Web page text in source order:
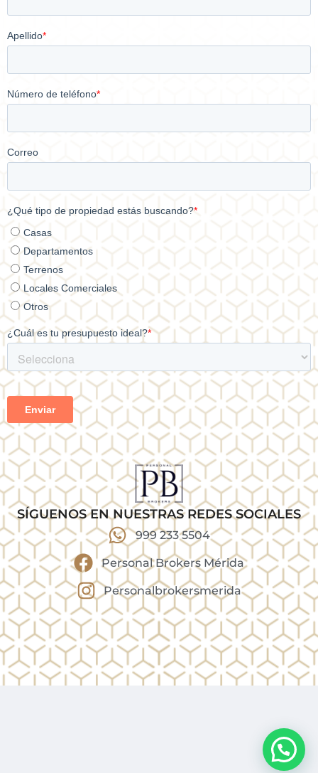
SÍGUENOS EN NUESTRAS REDES SOCIALES
999 233 5504
Personal Brokers Mérida
Personalbrokersmerida